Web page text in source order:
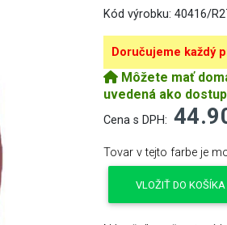
Kód výrobku: 40416/
Doručujeme každý
Môžete mať
uvedená ako
Cena s DPH:
Tovar v tejto farbe je
VLOŽIŤ DO KOŠÍKA